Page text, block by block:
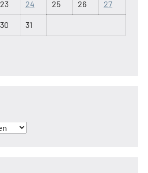
23 24 25 26 27
30 31